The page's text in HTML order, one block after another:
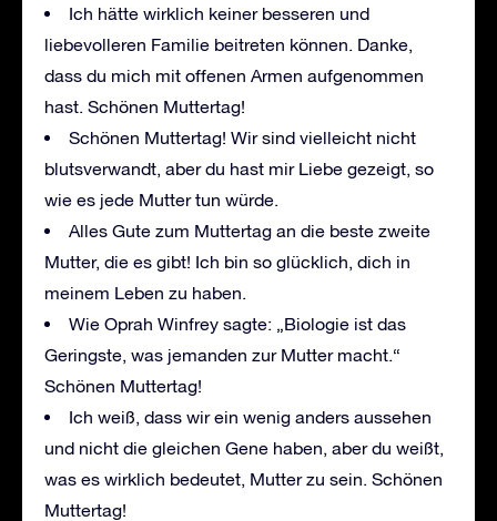
Ich hätte wirklich keiner besseren und
liebevolleren Familie beitreten können. Danke,
dass du mich mit offenen Armen aufgenommen
hast. Schönen Muttertag!
Schönen Muttertag! Wir sind vielleicht nicht
blutsverwandt, aber du hast mir Liebe gezeigt, so
wie es jede Mutter tun würde.
Alles Gute zum Muttertag an die beste zweite
Mutter, die es gibt! Ich bin so glücklich, dich in
meinem Leben zu haben.
Wie Oprah Winfrey sagte: „Biologie ist das
Geringste, was jemanden zur Mutter macht.“
Schönen Muttertag!
Ich weiß, dass wir ein wenig anders aussehen
und nicht die gleichen Gene haben, aber du weißt,
was es wirklich bedeutet, Mutter zu sein. Schönen
Muttertag!